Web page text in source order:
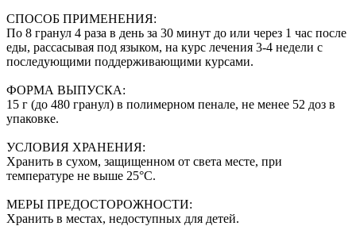
СПОСОБ ПРИМЕНЕНИЯ:
По 8 гранул 4 раза в день за 30 минут до или через 1 час после
еды, рассасывая под языком, на курс лечения 3-4 недели с
последующими поддерживающими курсами.
ФОРМА ВЫПУСКА:
15 г (до 480 гранул) в полимерном пенале, не менее 52 доз в
упаковке.
УСЛОВИЯ ХРАНЕНИЯ:
Хранить в сухом, защищенном от света месте, при
температуре не выше 25°С.
МЕРЫ ПРЕДОСТОРОЖНОСТИ:
Хранить в местах, недоступных для детей.